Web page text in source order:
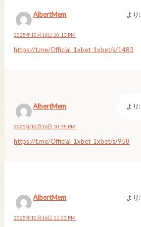
AlbertMem より:
2025年10月16日 10:13 PM
https://t.me/Official_1xbet_1xbet/s/1483
AlbertMem より:
2025年10月16日 10:38 PM
https://t.me/Official_1xbet_1xbet/s/958
AlbertMem より:
2025年10月16日 11:03 PM